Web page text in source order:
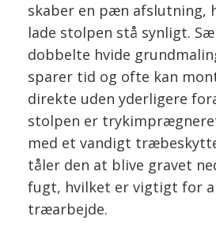
skaber en pæn afslutning,
lade stolpen stå synligt.
dobbelte hvide
sparer tid og ofte kan
direkte uden yderligere
stolpen er
med et vandigt
tåler den at blive gravet
fugt, hvilket er vigtigt for
træarbejde.